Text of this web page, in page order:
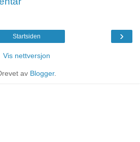
›
Startsiden
Vis nettversjon
av Blogger.